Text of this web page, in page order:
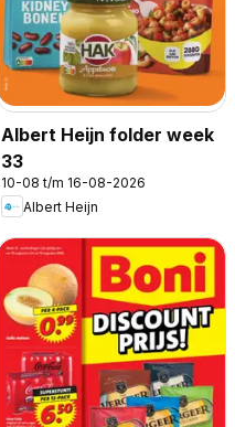
Albert Heijn folder week
33
10-08 t/m 16-08-2026
Albert Heijn